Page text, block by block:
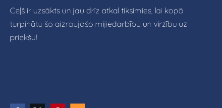
Ceļš ir uzsākts un jau drīz atkal tiksimies, lai kopā
turpinātu šo aizraujošo mijiedarbību un virzību uz
priekšu!